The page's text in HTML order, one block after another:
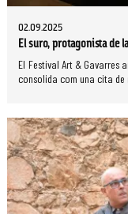
02.09.2025
El suro, protagonista de
El Festival Art & Gavarres
consolida com una cita de